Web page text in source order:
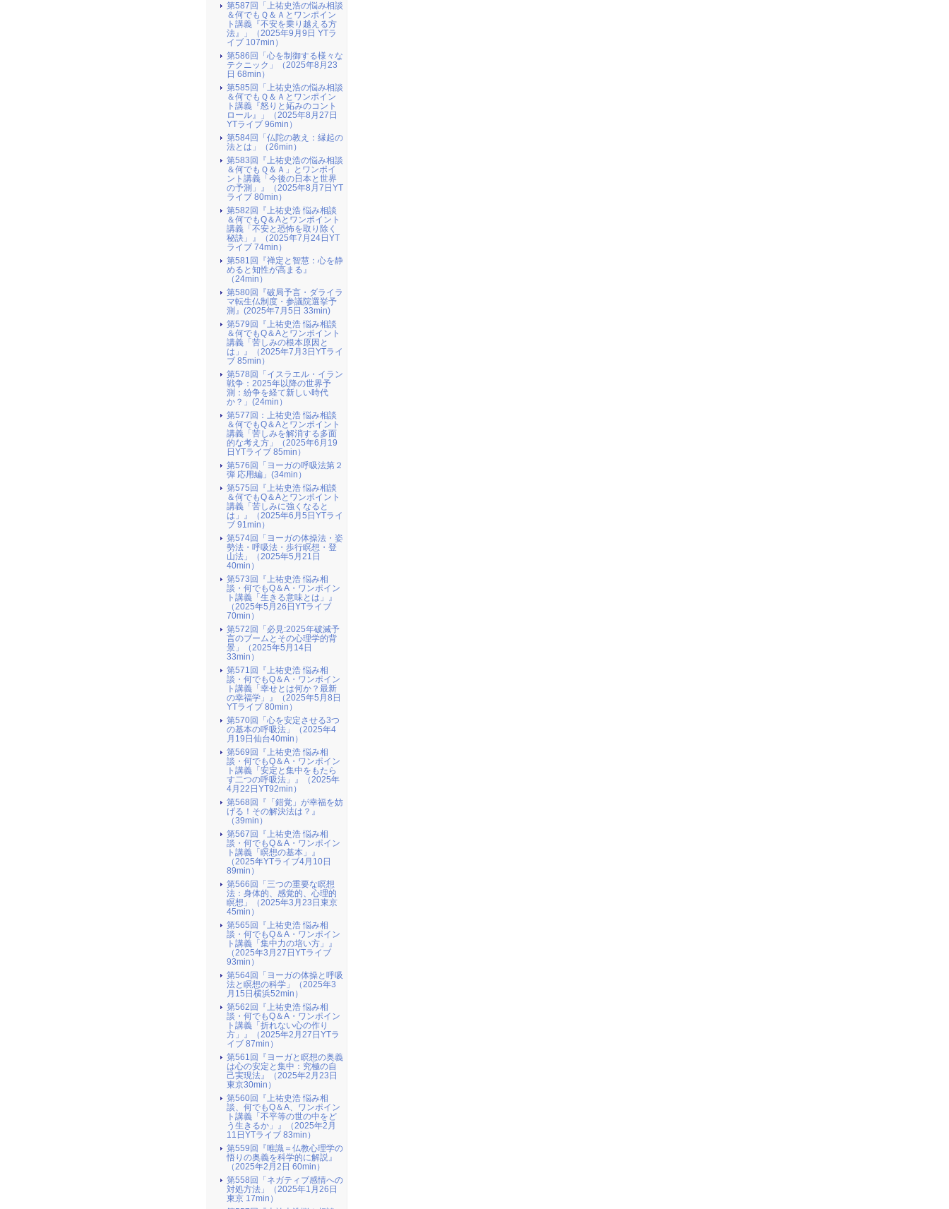
第587回「上祐史浩の悩み相談
＆何でもＱ＆Ａとワンポイン
ト講義『不安を乗り越える方
法』​」（2025年9月9日 YTラ
イブ 107min）
第586回「心を制御する様々な
テクニック」（2025年8月23
日 68min）
第585回「上祐史浩の悩み相談
＆何でもＱ＆Ａとワンポイン
ト講義『怒りと妬みのコント
ロール』​」（2025年8月27日
YTライブ 96min）
第584回「仏陀の教え：縁起の
法とは」（26min）
第583回『上祐史浩の悩み相談
＆何でもＱ＆Ａ」とワンポイ
ント講義「今後の日本と世界
の予測」』（2025年8月7日YT
ライブ 80min）
第582回『上祐史浩 悩み相談
＆何でもQ＆Aとワンポイント
講義「不安と恐怖を取り除く
秘訣」』（2025年7月24日YT
ライブ 74min）
第581回『禅定と智慧：心を静
めると知性が高まる』
（24min）
第580回『破局予言・ダライラ
マ転生仏制度・参議院選挙予
測』(2025年7月5日 33min)
第579回『上祐史浩 悩み相談
＆何でもQ＆Aとワンポイント
講義「苦しみの根本原因と
は」』（2025年7月3日YTライ
ブ 85min）
第578回「イスラエル・イラン
戦争：2025年以降の世界予
測：紛争を経て新しい時代
か？」(24min）
第577回：上祐史浩 悩み相談
＆何でもQ＆Aとワンポイント
講義「苦しみを解消する多面
的な考え方」（2025年6月19
日YTライブ 85min）
第576回「ヨーガの呼吸法第２
弾 応用編」(34min）
第575回『上祐史浩 悩み相談
＆何でもQ＆Aとワンポイント
講義「苦しみに強くなると
は」』（2025年6月5日YTライ
ブ 91min）
第574回「ヨーガの体操法・姿
勢法・呼吸法・歩行瞑想・登
山法」（2025年5月21日
40min）
第573回『上祐史浩 悩み相
談・何でもQ＆A・ワンポイン
ト講義「生きる意味とは」』
（2025年5月26日YTライブ
70min）
第572回「必見:2025年破滅予
言のブームとその心理学的背
景」（2025年5月14日
33min）
第571回『上祐史浩 悩み相
談・何でもQ＆A・ワンポイン
ト講義「幸せとは何か？最新
の幸福学」』（2025年5月8日
YTライブ 80min）
第570回「心を安定させる3つ
の基本の呼吸法」（2025年4
月19日仙台40min）
第569回『上祐史浩 悩み相
談・何でもQ＆A・ワンポイン
ト講義「安定と集中をもたら
す二つの呼吸法」』（2025年
4月22日YT92min）
第568回『「錯覚」が幸福を妨
げる！その解決法は？』
（39min）
第567回『上祐史浩 悩み相
談・何でもQ＆A・ワンポイン
ト講義「瞑想の基本」』
（2025年YTライブ4月10日
89min）
第566回「三つの重要な瞑想
法：身体的、感覚的、心理的
瞑想」（2025年3月23日東京
45min）
第565回『上祐史浩 悩み相
談・何でもQ＆A・ワンポイン
ト講義「集中力の培い方」』
（2025年3月27日YTライブ
93min）
第564回「ヨーガの体操と呼吸
法と瞑想の科学」（2025年3
月15日横浜52min）
第562回『上祐史浩 悩み相
談・何でもQ＆A・ワンポイン
ト講義「折れない心の作り
方」』（2025年2月27日YTラ
イブ 87min）
第561回『ヨーガと瞑想の奥義
は心の安定と集中：究極の自
己実現法』（2025年2月23日
東京30min）
第560回『上祐史浩 悩み相
談、何でもQ＆A、ワンポイン
ト講義「不平等の世の中をど
う生きるか」』（2025年2月
11日YTライブ 83min）
第559回『唯識＝仏教心理学の
悟りの奥義を科学的に解説』
（2025年2月2日 60min）
第558回「ネガティブ感情への
対処方法」（2025年1月26日
東京 17min）